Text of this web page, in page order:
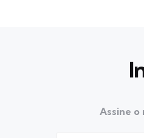
Assine